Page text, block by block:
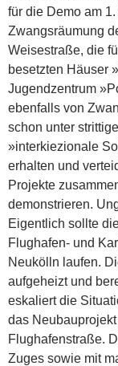
für die Demo am
Zwangsräumung
Weisestraße, die
besetzten Häuser
Jugendzentrum
ebenfalls von
schon unter
»interkiezionale
erhalten und
Projekte
demonstrieren.
Eigentlich sollte
Flughafen- und
Neukölln laufen.
aufgeheizt und
eskaliert die
das
Flughafenstraße.
Zuges sowie mit